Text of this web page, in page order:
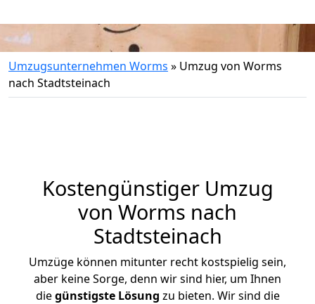
Umzugsunternehmen Worms » Umzug von Worms
nach Stadtsteinach
Kostengünstiger Umzug
von Worms nach
Stadtsteinach
Umzüge können mitunter recht kostspielig sein,
aber keine Sorge, denn wir sind hier, um Ihnen
diegünstigste Lösung zu bieten. Wir sind die